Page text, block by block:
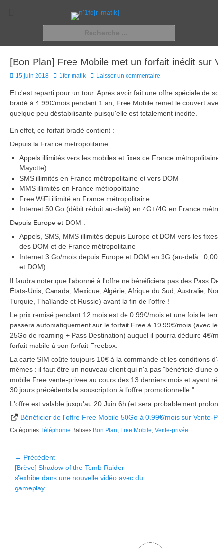
n'1fo[r-matik]
Pour les nymphos d'infos en info…
[Bon Plan] Free Mobile met un forfait inédit sur
Posted
15 juin 2018 Author
1for-matik Laisser un commentaire
Et c'est reparti pour un tour. Après avoir fait une offre spéciale de
bradé à 4.99€/mois pendant 1 an, Free Mobile remet le couvert
quelque peu déstabilisante puisqu'elle est totalement inédite.
En effet, ce forfait bradé contient :
Depuis la France métropolitaine :
Appels illimités vers les mobiles et fixes de France
Mayotte)
SMS illimités en France métropolitaine et vers DOM
MMS illimités en France métropolitaine
Free WiFi illimité en France métropolitaine
Internet 50 Go (débit réduit au-delà) en 4G+/4G en France
Depuis Europe et DOM :
Appels, SMS, MMS illimités depuis Europe et DOM vers les
des DOM et de France métropolitaine
Internet 3 Go/mois depuis Europe et DOM en 3G (au-delà :
et DOM)
Il faudra noter que l'abonné à l'offre ne bénéficiera pas des Pass
États-Unis, Canada, Mexique, Algérie, Afrique du Sud, Australie,
Turquie, Thaïlande et Russie) avant la fin de l'offre !
Le prix remisé pendant 12 mois est de 0.99€/mois et une fois le
passera automatiquement sur le forfait Free à 19.99€/mois (avec
25Go de roaming + Pass Destination) auquel il pourra déduire 4€/
forfait mobile à son forfait Freebox.
La carte SIM coûte toujours 10€ à la commande et les conditions
mêmes : il faut être un nouveau client qui n'a pas "bénéficié d'une
mobile Free vente-privee au cours des 13 derniers mois et ayant
30 jours précédents la souscription à l’offre promotionnelle."
L'offre est valable jusqu'au 20 Juin 6h (et sera probablement
Bénéficier de l'offre Free Mobile 50Go à 0.99€/mois sur Vente-
Catégories Téléphonie Balises Bon Plan, Free Mobile, Vente-privée
Navigation
de
l’article
← Précédent
Article
précédent :
[Brève] Shadow of the Tomb Raider
s’exhibe dans une nouvelle vidéo avec du
gameplay